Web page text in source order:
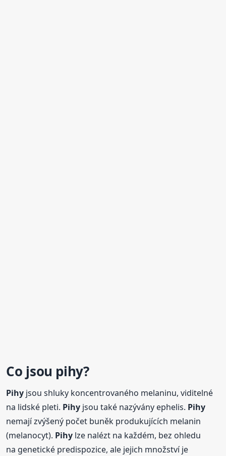
Co jsou pihy?
Pihy jsou shluky koncentrovaného melaninu, viditelné
na lidské pleti. Pihy jsou také nazývány ephelis. Pihy
nemají zvýšený počet buněk produkujících melanin
(melanocyt). Pihy lze nalézt na každém, bez ohledu
na genetické predispozice, ale jejich množství je